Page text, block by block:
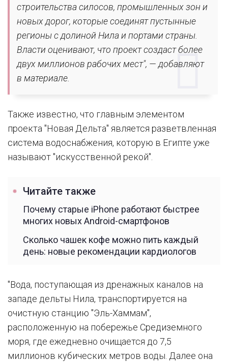
строительства силосов, промышленных зон и
новых дорог, которые соединят пустынные
регионы с долиной Нила и портами страны.
Власти оценивают, что проект создаст более
двух миллионов рабочих мест", — добавляют
в материале.
Также известно, что главным элементом
проекта "Новая Дельта" является разветвленная
система водоснабжения, которую в Египте уже
называют "искусственной рекой".
Читайте также
Почему старые iPhone работают быстрее
многих новых Android-смартфонов
Сколько чашек кофе можно пить каждый
день: новые рекомендации кардиологов
"Вода, поступающая из дренажных каналов на
западе дельты Нила, транспортируется на
очистную станцию "Эль-Хаммам",
расположенную на побережье Средиземного
моря, где ежедневно очищается до 7,5
миллионов кубических метров воды. Далее она